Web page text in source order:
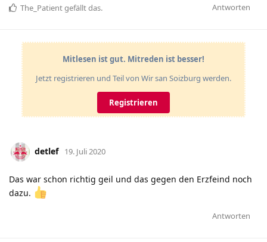
Antworten
The_Patientgefällt das.
Mitlesen ist gut. Mitreden ist besser!
Jetzt registrieren und Teil von Wir san Soizburg werden.
Registrieren
detlef 19. Juli 2020
Das war schon richtig geil und das gegen den Erzfeind noch
dazu.
Antworten